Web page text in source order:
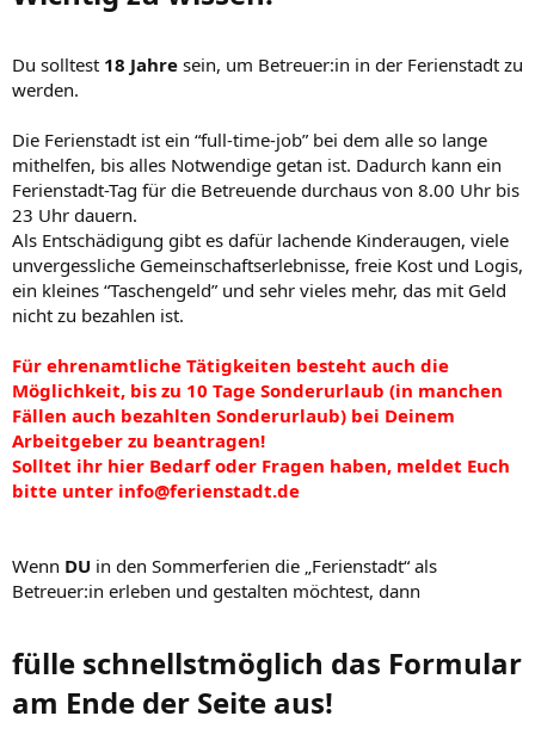
Du solltest 18 Jahre sein, um Betreuer:in in der Ferienstadt zu
werden.
Die Ferienstadt ist ein “full-time-job” bei dem alle so lange
mithelfen, bis alles Notwendige getan ist. Dadurch kann ein
Ferienstadt-Tag für die Betreuende durchaus von 8.00 Uhr bis
23 Uhr dauern.
Als Entschädigung gibt es dafür lachende Kinderaugen, viele
unvergessliche Gemeinschaftserlebnisse, freie Kost und Logis,
ein kleines “Taschengeld” und sehr vieles mehr, das mit Geld
nicht zu bezahlen ist.
Für ehrenamtliche Tätigkeiten besteht auch die
Möglichkeit, bis zu 10 Tage Sonderurlaub (in manchen
Fällen auch bezahlten Sonderurlaub) bei Deinem
Arbeitgeber zu beantragen!
Solltet ihr hier Bedarf oder Fragen haben, meldet Euch
bitte unter info@ferienstadt.de
Wenn DU in den Sommerferien die „Ferienstadt“ als
Betreuer:in erleben und gestalten möchtest, dann
fülle schnellstmöglich das Formular
am Ende der Seite aus!